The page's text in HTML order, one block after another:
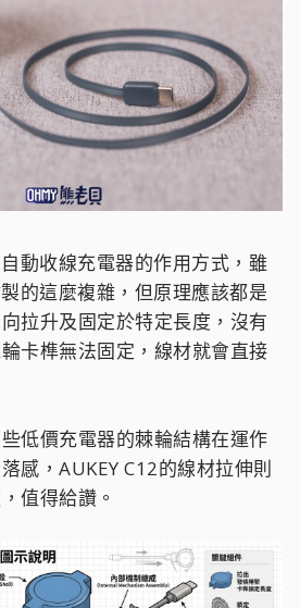
動收線充電器的作用方式，雖
的這麼複雜，但原理應該都是
拉升及固定於特定長度，沒有
卡榫無法固定，線材就會直接
低價充電器的棘輪結構在運作
感，AUKEY C12的線材拉伸則
值得給讚。